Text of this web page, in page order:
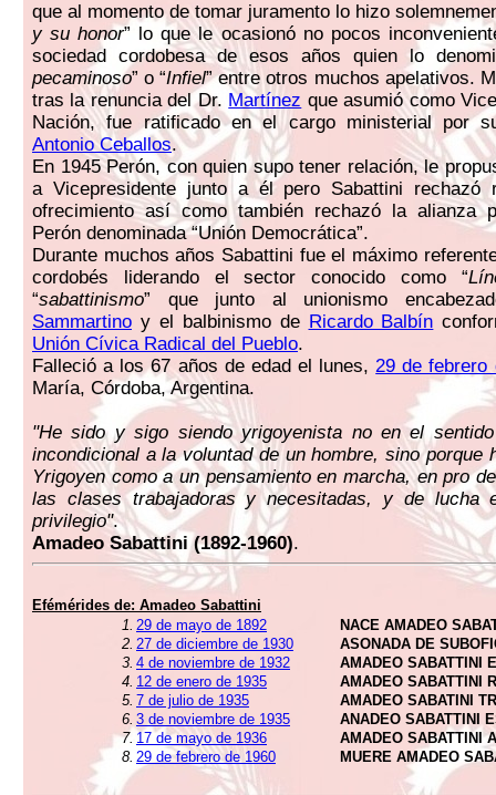
que al momento de tomar juramento lo hizo
y su honor” lo que le ocasionó no pocos
sociedad cordobesa de esos años quien lo
pecaminoso” o “Infiel” entre otros muchos apelativos.
tras la renuncia del Dr. Martínez que asumió como
Nación, fue ratificado en el cargo ministerial por
Antonio Ceballos.
En 1945 Perón, con quien supo tener relación, le
a Vicepresidente junto a él pero Sabattini rechazó
ofrecimiento así como también rechazó la alianza
Perón denominada “Unión Democrática”.
Durante muchos años Sabattini fue el máximo
cordobés liderando el sector conocido como “
“sabattinismo” que junto al unionismo
Sammartino y el balbinismo de Ricardo Balbín
Unión Cívica Radical del Pueblo.
Falleció a los 67 años de edad el lunes,29 de febrero
María, Córdoba, Argentina.
"He sido y sigo siendo yrigoyenista no en el
incondicional a la voluntad de un hombre, sino porque
Yrigoyen como a un pensamiento en marcha, en pro
las clases trabajadoras y necesitadas, y de lucha
privilegio".
Amadeo Sabattini (1892-1960).
Efémérides de: Amadeo Sabattini
1. 29 de mayo de 1892
NACE AMADEO
2. 27 de diciembre de 1930
ASONADA DE
3. 4 de noviembre de 1932
AMADEO SABATTINI
4. 12 de enero de 1935
AMADEO SABATTINI
5. 7 de julio de 1935
AMADEO SABATINI
6. 3 de noviembre de 1935
ANADEO SABATTINI
7. 17 de mayo de 1936
AMADEO SABATTINI
8. 29 de febrero de 1960 MUERE AMADEO